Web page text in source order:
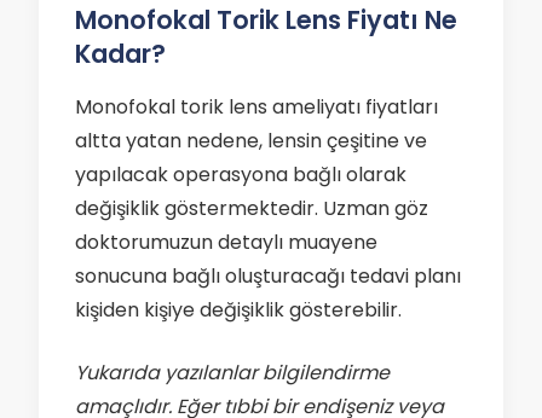
Monofokal Torik Lens Fiyatı Ne
Kadar?
Monofokal torik lens ameliyatı fiyatları
altta yatan nedene, lensin çeşitine ve
yapılacak operasyona bağlı olarak
değişiklik göstermektedir. Uzman göz
doktorumuzun detaylı muayene
sonucuna bağlı oluşturacağı tedavi planı
kişiden kişiye değişiklik gösterebilir.
Yukarıda yazılanlar bilgilendirme
amaçlıdır. Eğer tıbbi bir endişeniz veya